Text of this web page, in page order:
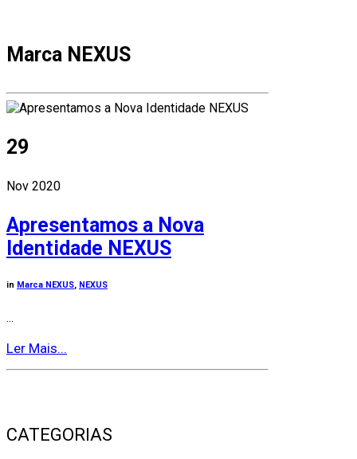
Marca NEXUS
29
Nov 2020
Apresentamos a Nova
Identidade NEXUS
in Marca NEXUS, NEXUS
...
Ler Mais...
CATEGORIAS